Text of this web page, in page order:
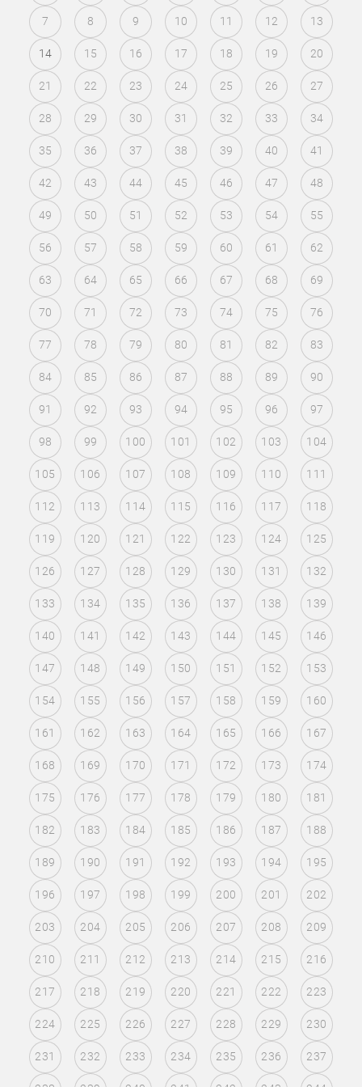
7 8 9 10 11 12 13
14 15 16 17 18 19 20
21 22 23 24 25 26 27
28 29 30 31 32 33 34
35 36 37 38 39 40 41
42 43 44 45 46 47 48
49 50 51 52 53 54 55
56 57 58 59 60 61 62
63 64 65 66 67 68 69
70 71 72 73 74 75 76
77 78 79 80 81 82 83
84 85 86 87 88 89 90
91 92 93 94 95 96 97
98 99 100 101 102 103 104
105 106 107 108 109 110 111
112 113 114 115 116 117 118
119 120 121 122 123 124 125
126 127 128 129 130 131 132
133 134 135 136 137 138 139
140 141 142 143 144 145 146
147 148 149 150 151 152 153
154 155 156 157 158 159 160
161 162 163 164 165 166 167
168 169 170 171 172 173 174
175 176 177 178 179 180 181
182 183 184 185 186 187 188
189 190 191 192 193 194 195
196 197 198 199 200 201 202
203 204 205 206 207 208 209
210 211 212 213 214 215 216
217 218 219 220 221 222 223
224 225 226 227 228 229 230
231 232 233 234 235 236 237